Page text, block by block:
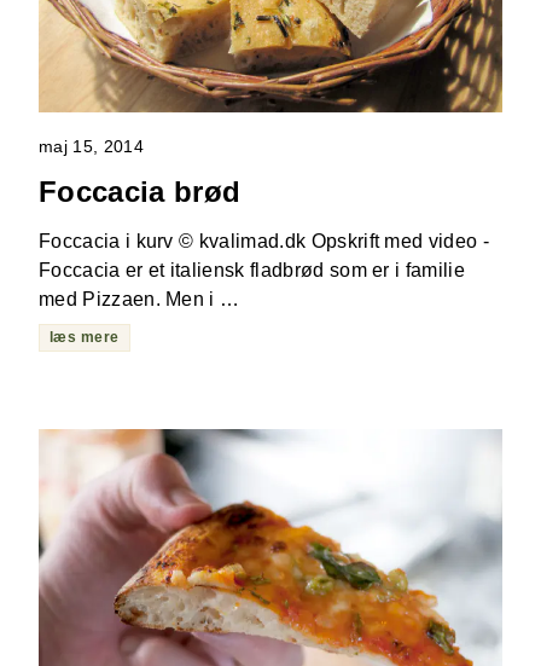
maj 15, 2014
Foccacia brød
Foccacia i kurv © kvalimad.dk Opskrift med video -
Foccacia er et italiensk fladbrød som er i familie
med Pizzaen. Men i …
læs mere